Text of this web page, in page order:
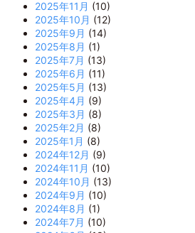
2025年11月 (10)
2025年10月 (12)
2025年9月 (14)
2025年8月 (1)
2025年7月 (13)
2025年6月 (11)
2025年5月 (13)
2025年4月 (9)
2025年3月 (8)
2025年2月 (8)
2025年1月 (8)
2024年12月 (9)
2024年11月 (10)
2024年10月 (13)
2024年9月 (10)
2024年8月 (1)
2024年7月 (10)